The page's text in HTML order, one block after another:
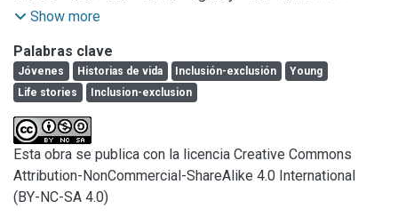
biográfica de cada joven y el contexto histórico general en
la experiencia vivida en su vínculo con las institucio-nes
estatales encargadas de conferirles “cuidado y protección”
antes y después del cam-bio paradigmático y normativo de
mediados de la década pasada en materia de derechos de
infancia y juventud.
adolescence (ZUM), a dependency of the Extension Office
steps that enables the identification of the axes and levels
of articulation between the bio-graphical trajectory of each
young and the general historical context in which it is
inscribed. We particularly attend to the registration of the
experience in their relationship with the State institutions
responsible for give them “care and protection” before and
after the paradigmatic and regulatory change on children
and youth rights that from the middle of the last decade.
Show more
Palabras clave
Jóvenes Historias de vida Inclusión-exclusión
Young
Life stories
Inclusion-exclusion
Esta obra se publica con la licencia Creative Commons
Attribution-NonCommercial-ShareAlike 4.0 International
(BY-NC-SA 4.0)